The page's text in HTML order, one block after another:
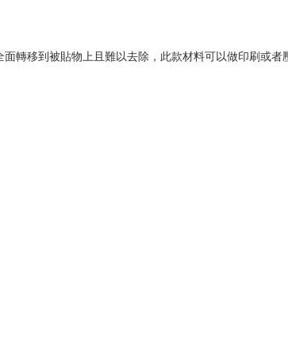
轉移到被貼物上且難以去除，此款材料可以做印刷或者